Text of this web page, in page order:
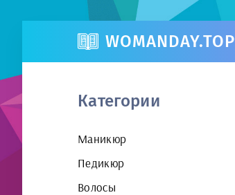
WOMANDAY.TOP
Категории
Маникюр
Педикюр
Волосы